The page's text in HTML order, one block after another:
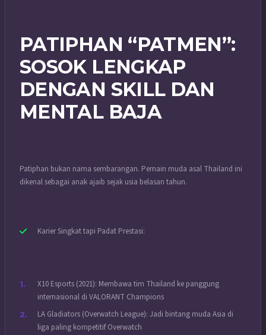
PATIPHAN “PATMEN”:
SOSOK LENGKAP
DENGAN SKILL DAN
MENTAL BAJA
Patiphan bukan nama sembarangan. Pemain muda asal Thailand ini
dikenal sebagai anak ajaib sejak usia belasan tahun.
Karier Singkat tapi Padat Prestasi:
X10 Esports (2021): Membawa tim Thailand ke panggung
internasional di VALORANT Champions
LA Gladiators (Overwatch League): Jadi bintang muda Asia di
liga paling kompetitif Overwatch